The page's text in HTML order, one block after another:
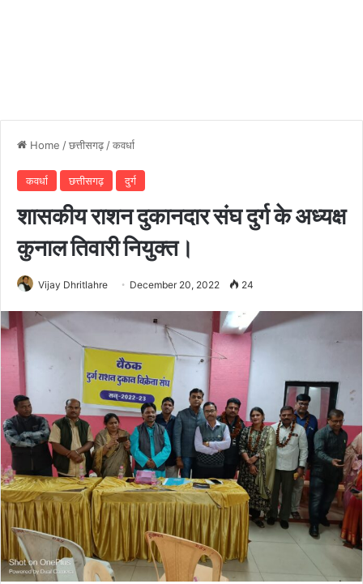
Home /छत्तीसगढ़ /कवर्धा
कवर्धा छत्तीसगढ़ दुर्ग
शासकीय राशन दुकानदार संघ दुर्ग के अध्यक्ष
कुनाल तिवारी नियुक्त।
Vijay Dhritlahre December 20, 2022 24